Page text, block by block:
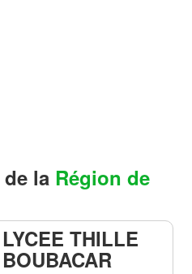
la Région de
LYCEE THILLE
BOUBACAR